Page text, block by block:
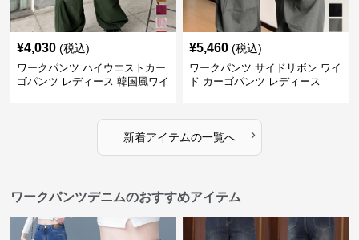
¥4,030 (税込)
ワークパンツ ハイウエストカー
ゴパンツ レディース 韓国風ワイ
¥5,460 (税込)
ワークパンツ サイドリボン ワイ
ド カーゴパンツ レディース
新着アイテムの一覧へ ›
ワークパンツデニムのおすすめアイテム